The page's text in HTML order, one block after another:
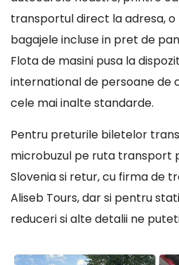
transportul direct la adresa,
bagajele incluse in pret de
Flota de masini pusa la
international de persoane de
cele mai inalte standarde.
Pentru preturile biletelor
microbuzul pe ruta transport
Slovenia si retur, cu firma de
Aliseb Tours, dar si pentru
reduceri si alte detalii ne